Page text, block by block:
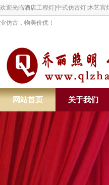
欢迎光临酒店工程灯|中式仿古灯|木艺
业仿古，物美价优！
网站首页 关于我们